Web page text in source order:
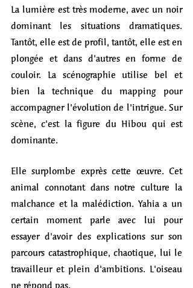
La lumière est très moderne, avec un noir
dominant les situations dramatiques.
Tantôt, elle est de profil, tantôt, elle est en
plongée et dans d'autres en forme de
couloir. La scénographie utilise bel et
bien la technique du mapping pour
accompagner l'évolution de l'intrigue. Sur
scène, c'est la figure du Hibou qui est
dominante.
Elle surplombe exprès cette œuvre. Cet
animal connotant dans notre culture la
malchance et la malédiction. Yahia a un
certain moment parle avec lui pour
essayer d'avoir des explications sur son
parcours catastrophique, chaotique, lui le
travailleur et plein d'ambitions. L'oiseau